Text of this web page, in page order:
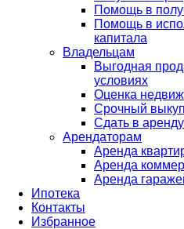
Помощь в
Помощь в
капитала
Владельцам
Выгодная
условиях
Оценка
Срочный выкуп
Сдать в аренду
Арендаторам
Аренда
Аренда
Аренда
Ипотека
Контакты
Избранное